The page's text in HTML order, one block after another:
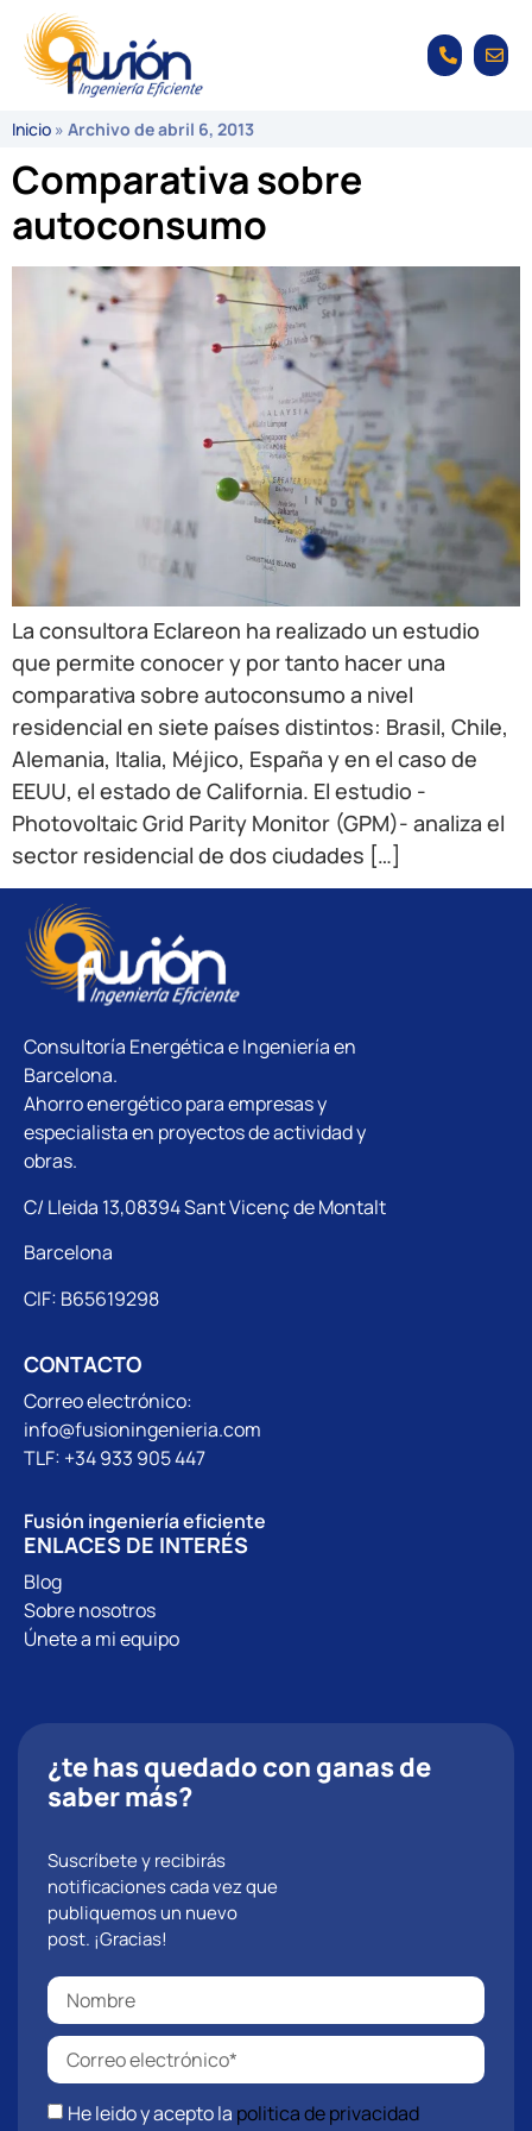
Inicio » Archivo de abril 6, 2013
Comparativa sobre
autoconsumo
La consultora Eclareon ha realizado un estudio
que permite conocer y por tanto hacer una
comparativa sobre autoconsumo a nivel
residencial en siete países distintos: Brasil, Chile,
Alemania, Italia, Méjico, España y en el caso de
EEUU, el estado de California. El estudio -
Photovoltaic Grid Parity Monitor (GPM)- analiza el
sector residencial de dos ciudades […]
Consultoría Energética e Ingeniería en
Barcelona.
Ahorro energético para empresas y
especialista en proyectos de actividad y
obras.
C/ Lleida 13,08394 Sant Vicenç de Montalt
Barcelona
CIF: B65619298
CONTACTO
Correo electrónico:
info@fusioningenieria.com
TLF: +34 933 905 447
Fusión ingeniería eficiente
ENLACES DE INTERÉS
Blog
Sobre nosotros
Únete a mi equipo
¿te has quedado con ganas de
saber más?
Suscríbete y recibirás
notificaciones cada vez que
publiquemos un nuevo
post. ¡Gracias!
He leido y acepto la politica de privacidad